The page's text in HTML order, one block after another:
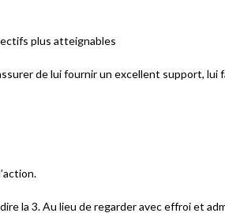
plus atteignables
de lui fournir un excellent support,
la 3. Au lieu de regarder avec effroi et